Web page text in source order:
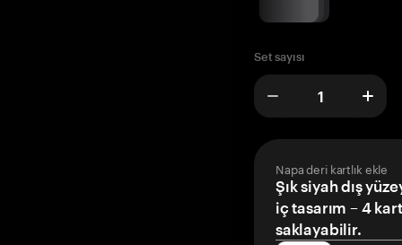
Set sayısı
Napa deri kartlık ekle
Şık siyah dış
iç tasarım – 4
saklayabilir.